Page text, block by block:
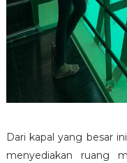
Dari kapal yang besar
menyediakan ruang